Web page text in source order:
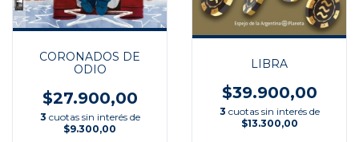
CORONADOS DE
ODIO
$27.900,00
3 cuotas sin interés de
$9.300,00
LIBRA
$39.900,00
3 cuotas sin interés de
$13.300,00